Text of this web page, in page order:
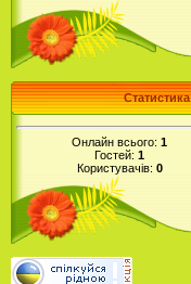
Статистика
Онлайн всього: 1
Гостей: 1
Користувачів: 0